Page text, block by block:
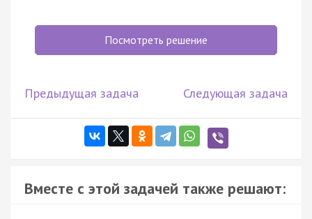
Посмотреть решение
Предыдущая задача Следующая задача
Вместе с этой задачей также решают: